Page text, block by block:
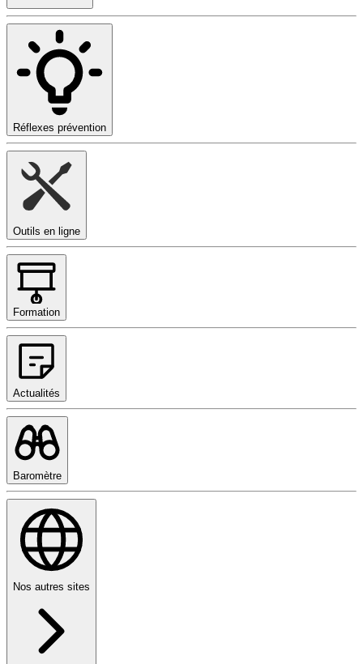
Réflexes prévention
Outils en ligne
Formation
Actualités
Baromètre
Nos autres sites